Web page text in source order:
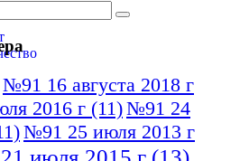
№91 16 августа 2018 г
2016 г (11)№91 24
№91 25 июля 2013 г